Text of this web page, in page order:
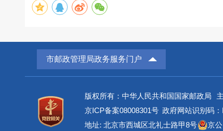
市邮政管理局政务服务门户
版权所有：中华人民共和国国家邮政局
京ICP备案08008301号 政府网站识别码
地址: 北京市西城区北礼士路甲8号
京